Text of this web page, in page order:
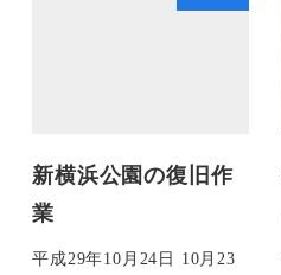
新横浜公園の復旧作
業
平成29年10月24日 10月23